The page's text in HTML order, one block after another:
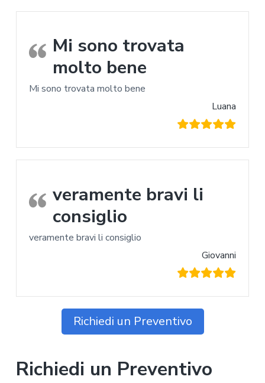
Mi sono trovata
molto bene
Mi sono trovata molto bene
Luana
veramente bravi li
consiglio
veramente bravi li consiglio
Giovanni
Richiedi un Preventivo
Richiedi un Preventivo